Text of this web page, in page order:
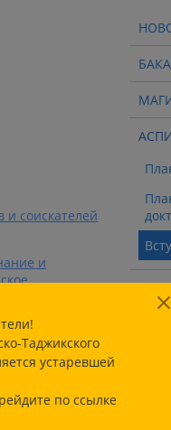
и соискателей
и
Таджикского
устаревшей
по ссылке